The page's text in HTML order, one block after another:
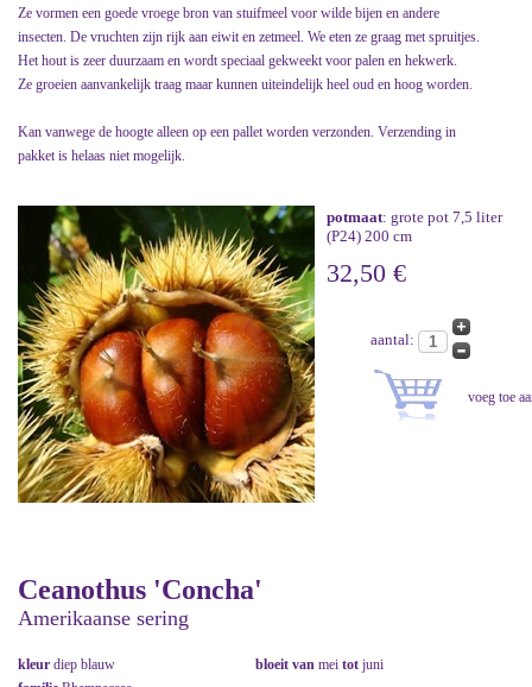
Ze vormen een goede vroege bron van stuifmeel voor wilde bijen en andere
insecten. De vruchten zijn rijk aan eiwit en zetmeel. We eten ze graag met spruitjes.
Het hout is zeer duurzaam en wordt speciaal gekweekt voor palen en hekwerk.
Ze groeien aanvankelijk traag maar kunnen uiteindelijk heel oud en hoog worden.
Kan vanwege de hoogte alleen op een pallet worden verzonden. Verzending in
pakket is helaas niet mogelijk.
potmaat: grote pot 7,5 liter
(P24) 200 cm
32,50 €
aantal:
Ceanothus 'Concha'
Amerikaanse sering
kleur diep blauw bloeit van mei tot juni